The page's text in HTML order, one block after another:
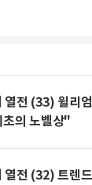
열전 (33) 윌리
의 노벨상"
열전 (32) 트렌